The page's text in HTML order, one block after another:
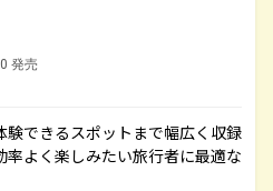
発売
できるスポットまで幅広く収録
率よく楽しみたい旅行者に最適な